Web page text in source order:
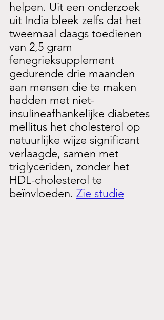
helpen. Uit een onderzoek
uit India bleek zelfs dat het
tweemaal daags toedienen
van 2,5 gram
fenegrieksupplement
gedurende drie maanden
aan mensen die te maken
hadden met niet-
insulineafhankelijke diabetes
mellitus het cholesterol op
natuurlijke wijze significant
verlaagde, samen met
triglyceriden, zonder het
HDL-cholesterol te
beïnvloeden. Zie studie